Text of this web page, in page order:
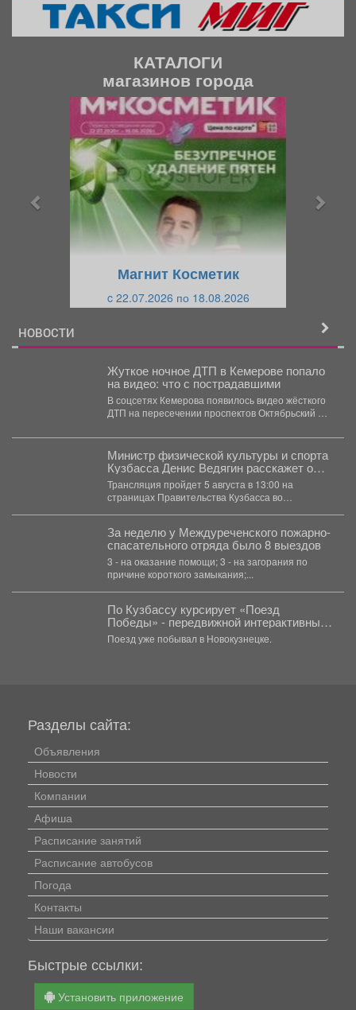
КАТАЛОГИ
магазинов города
Магнит Косметик
c 22.07.2026 по 18.08.2026
НОВОСТИ
Жуткое ночное ДТП в Кемерове попало
на видео: что с пострадавшими
В соцсетях Кемерова появилось видео жёсткого
ДТП на пересечении проспектов Октябрьский и
Министр физической культуры и спорта
Кузбасса Денис Ведягин расскажет о
развитии спорта в регионе в прямом
эфире ЦУР.
Трансляция пройдет 5 августа в 13:00 на
страницах Правительства Кузбасса во
За неделю у Междуреченского пожарно-
спасательного отряда было 8 выездов
3 - на оказание помощи; 3 - на загорания по
причине короткого замыкания;...
По Кузбассу курсирует «Поезд
Победы» - передвижной интерактивный
музей, рассказывающий о событиях
Великой Отечественной войны.
Поезд уже побывал в Новокузнецке.
Разделы сайта:
Объявления
Новости
Компании
Афиша
Расписание занятий
Расписание автобусов
Погода
Контакты
Наши вакансии
Быстрые ссылки:
Установить приложение